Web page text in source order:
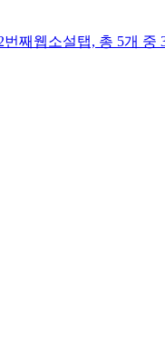
번째 웹소설탭, 총 5개 중